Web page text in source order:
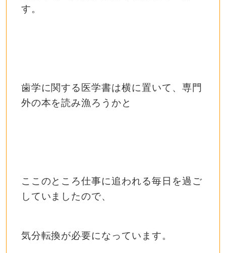
す。
歯学に関する医学書は横に置いて、専門
外の本を読み漁ろうかと
ここのところ仕事に追われる毎日を過ご
していましたので、
気分転換が必要になっています。